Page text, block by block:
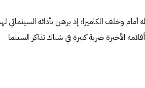
بكامل نشاطه أمام وخلف الكاميرا؛ إذ برهن بأدائه السينمائي
الأخيرة ضربة كبيرة في شباك تذاكر السينما